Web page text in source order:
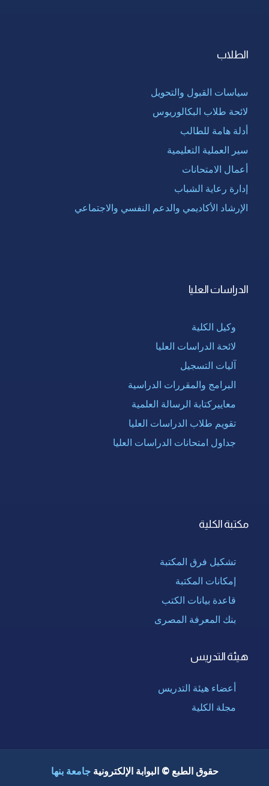
الطلاب
سياسات القبول والتحويل
لائحة طلاب البكالوريوس
أدلة هامة للطالب
سير العملية التعليمية
أعمال الامتحانات
إدارة رعاية الشباب
الإرشاد الأكاديمي والدعم النفسي والاجتماعي
الدراسات العليا
وكيل الكلية
لائحة الدراسات العليا
آليات التسجيل
البرامج والمقررات الدراسية
معاييركتابة الرسالة العلمية
تقويم طلاب الدراسات العليا
جداول امتحانات الدراسات العليا
مكتبة الكلية
تشكيل فرق المكتبة
إمكانات المكتبة
قاعدة بيانات الكتب
بنك المعرفة المصرى
هيئة التدريس
أعضاء هيئة التدريس
مجلة الكلية
حقوق الطبع © البوابة الإلكترونيةجامعة بنها